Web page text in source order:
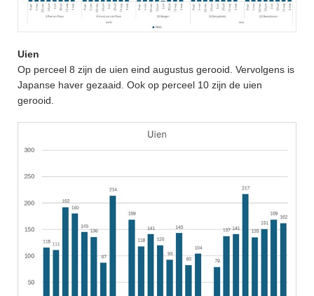
Uien
Op perceel 8 zijn de uien eind augustus gerooid. Vervolgens is
Japanse haver gezaaid. Ook op perceel 10 zijn de uien
gerooid.